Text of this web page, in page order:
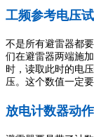
工频参考电压
不是所有避雷器都
们在避雷器两端施
时，读取此时的电
压。这个数值一定
放电计数器动